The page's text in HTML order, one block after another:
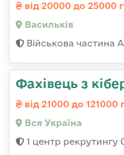
від 20000 до 25000
Васильків
Військова частина
Фахівець з
від 21000 до 121000
Вся Україна
1 центр рекрутингу